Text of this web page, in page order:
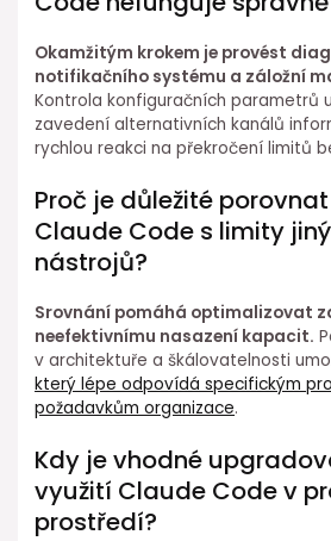
Okamžitým krokem je provést
notifikačního systému a záložní
Kontrola konfiguračních parametrů
zavedení alternativních kanálů
rychlou reakci na překročení limitů
Proč je důležité
Claude Code s limity
nástrojů?
Srovnání pomáhá optimalizovat
neefektivnímu nasazení kapacit.
v architektuře a škálovatelnosti
který lépe odpovídá specifickým⁤
požadavkům organizace.
Kdy je vhodné
využití Claude Code v
prostředí?